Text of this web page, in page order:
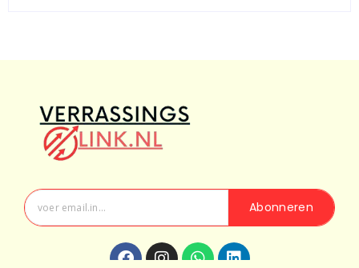
Abonneren